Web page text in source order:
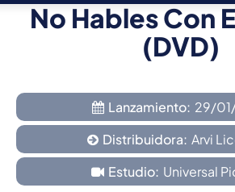
No Hables Con
(DVD)
Lanzamiento: 29/
Distribuidora: Arvi
Estudio: Universal